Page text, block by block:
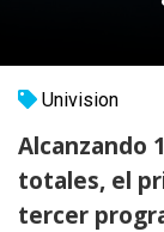
Univision
Alcanzando
totales, el
tercer